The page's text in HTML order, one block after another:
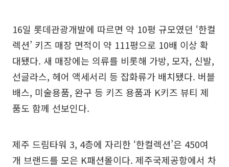
16일 롯데관광개발에 따르면 약 10평 규모였던 ‘한컬
렉션’ 키즈 매장 면적이 약 111평으로 10배 이상 확
대됐다. 새 매장에는 의류를 비롯해 가방, 모자, 신발,
선글라스, 헤어 액세서리 등 잡화류가 배치됐다. 버블
배스, 미술용품, 완구 등 키즈 용품과 K키즈 뷰티 제
품도 함께 선보인다.
제주 드림타워 3, 4층에 자리한 ‘한컬렉션’은 450여
개 브랜드를 모은 K패션몰이다. 제주국제공항에서 차